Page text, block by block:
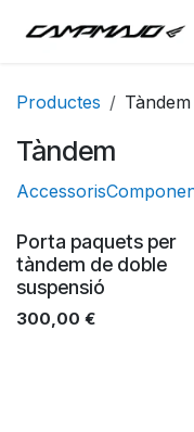
Productes Tàndem
Tàndem
Accessoris
Porta paquets per
tàndem de doble
suspensió
300,00 €